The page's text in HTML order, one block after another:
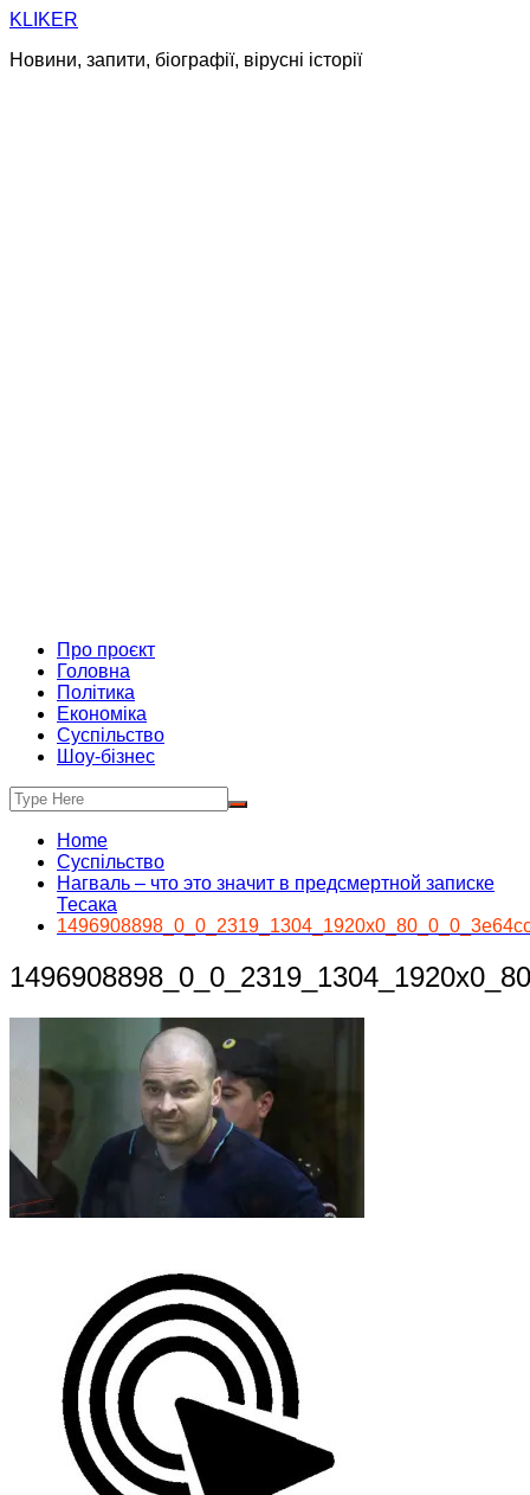
Skip
content
KLIKER
Новини, запити, біографії, вірусні історії
Про проєкт
Головна
Політика
Економіка
Суспільство
Шоу-бізнес
Home
Суспільство
Нагваль – что это значит в предсмертной записке
Тесака